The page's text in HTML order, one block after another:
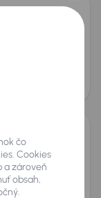
4x4
4x4
čo
Cookies
a zároveň
obsah,